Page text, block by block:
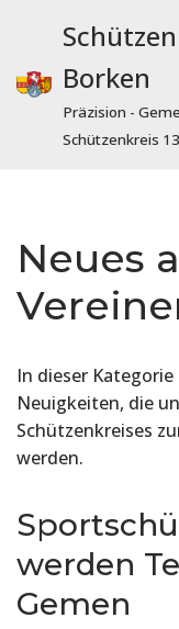
Inhalt
springen
Borken
Präzision -
Schützenkreis
Neues
In dieser
Neuigkeiten, die
Schützenkreises
werden.
werden
Gemen